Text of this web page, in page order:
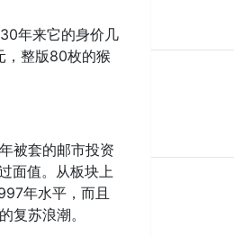
年来它的身价几
，整版80枚的猴
被套的邮市投资
面值。从板块上
年水平，而且
复苏浪潮。